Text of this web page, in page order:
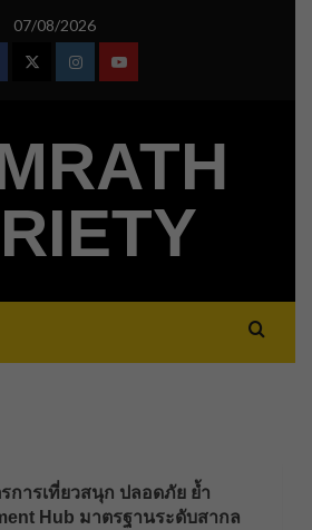
07/08/2026
TwitterInstagramYoutube
การเที่ยวสนุก ปลอดภัย ย้ำ
Hub มาตรฐานระดับสากล